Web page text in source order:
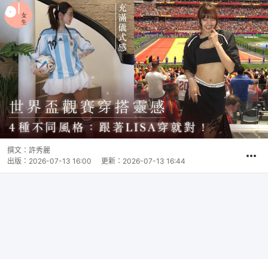
撰文： 許秀麗
出版： 2026-07-13 16:00 更新： 2026-07-13 16:44